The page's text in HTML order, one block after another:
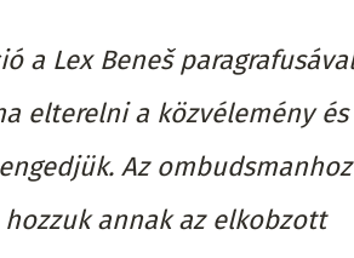
a Lex Beneš
elterelni a közvélemény és
Az
annak az elkobzott